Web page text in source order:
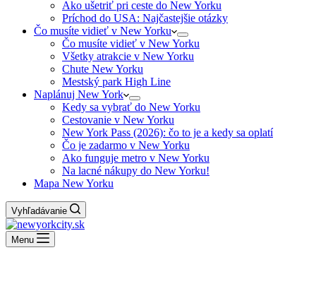
Ako ušetriť pri ceste do New Yorku
Príchod do USA: Najčastejšie otázky
Čo musíte vidieť v New Yorku
Čo musíte vidieť v New Yorku
Všetky atrakcie v New Yorku
Chute New Yorku
Mestský park High Line
Naplánuj New York
Kedy sa vybrať do New Yorku
Cestovanie v New Yorku
New York Pass (2026): čo to je a kedy sa oplatí
Čo je zadarmo v New Yorku
Ako funguje metro v New Yorku
Na lacné nákupy do New Yorku!
Mapa New Yorku
Vyhľadávanie
Menu